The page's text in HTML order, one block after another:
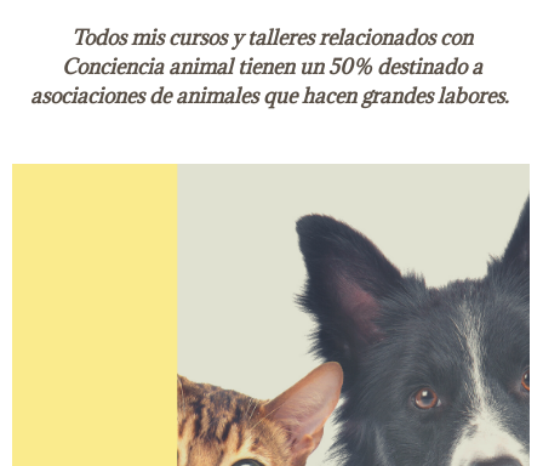
Todos mis cursos y talleres relacionados con
Conciencia animal tienen un 50% destinado a
asociaciones de animales que hacen grandes labores.